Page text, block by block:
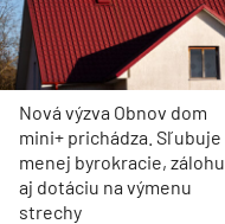
Nová výzva Obnov dom
mini+ prichádza. Sľubuje
menej byrokracie, zálohu
aj dotáciu na výmenu
strechy